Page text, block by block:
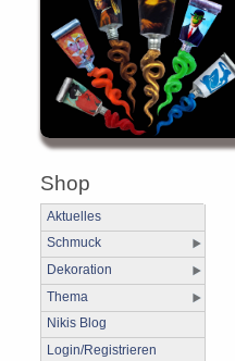
Shop
Aktuelles
Schmuck
Dekoration
Thema
Nikis Blog
Login/Registrieren